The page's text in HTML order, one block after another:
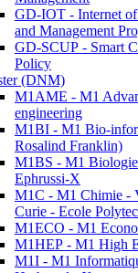
GD-IOT - Internet
and Management
GD-SCUP - Smart
Policy
(DNM)
M1AME - M1
engineering
M1BI - M1 Bio-
Rosalind Franklin)
M1BS - M1
Ephrussi-X
M1C - M1 Chimie -
Curie - Ecole
M1ECO - M1
M1HEP - M1 High
M1I - M1